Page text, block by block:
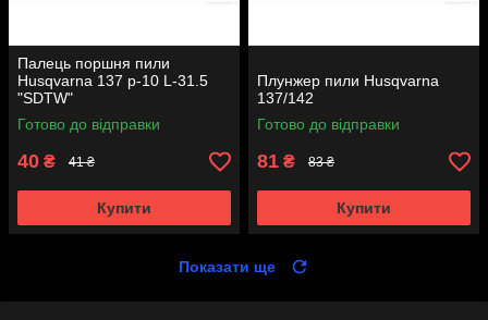
Палець поршня пили
Husqvarna 137 p-10 L-31.5
"SDTW"
Готово до відправки
40 ₴ 41 ₴
Купити
Плунжер пили Husqvarna
137/142
Готово до відправки
81 ₴ 83 ₴
Купити
Показати ще